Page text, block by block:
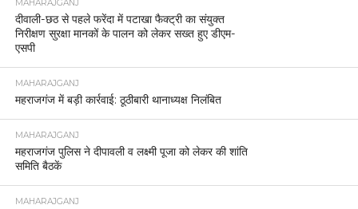
MAHARAJGANJ
दीवाली-छठ से पहले फरेंदा में पटाखा फैक्ट्री का संयुक्त
निरीक्षण सुरक्षा मानकों के पालन को लेकर सख्त हुए डीएम-
एसपी
MAHARAJGANJ
महराजगंज में बड़ी कार्रवाई: ठूठीबारी थानाध्यक्ष निलंबित
MAHARAJGANJ
महराजगंज पुलिस ने दीपावली व लक्ष्मी पूजा को लेकर की शांति
समिति बैठकें
MAHARAJGANJ